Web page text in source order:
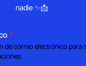
nadie ✨📩
*
de correo electrónico para